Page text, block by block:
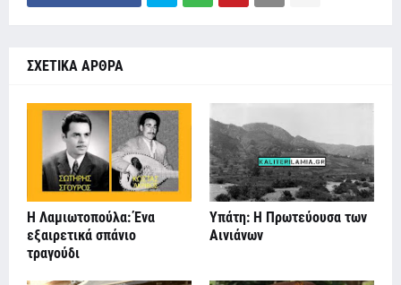
ΣΧΕΤΙΚΑ ΑΡΘΡΑ
Η Λαμιωτοπούλα: Ένα
εξαιρετικά σπάνιο
τραγούδι
Υπάτη: Η Πρωτεύουσα των
Αινιάνων